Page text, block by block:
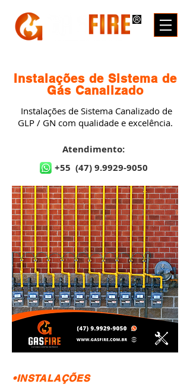
Instalações de Sistema de
Gás Canalizado
Instalações de Sistema Canalizado de
GLP / GN com qualidade e excelência.
Atendimento:
+55 (47) 9.9929-9050
•INSTALAÇÕES